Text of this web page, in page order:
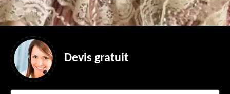
Devis gratuit